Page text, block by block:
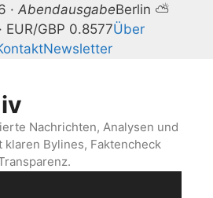
· AbendausgabeBerlin ⛅
EUR/GBP 0.8577Über
Newsletter
Nachrichten, Analysen und
Bylines, Faktencheck